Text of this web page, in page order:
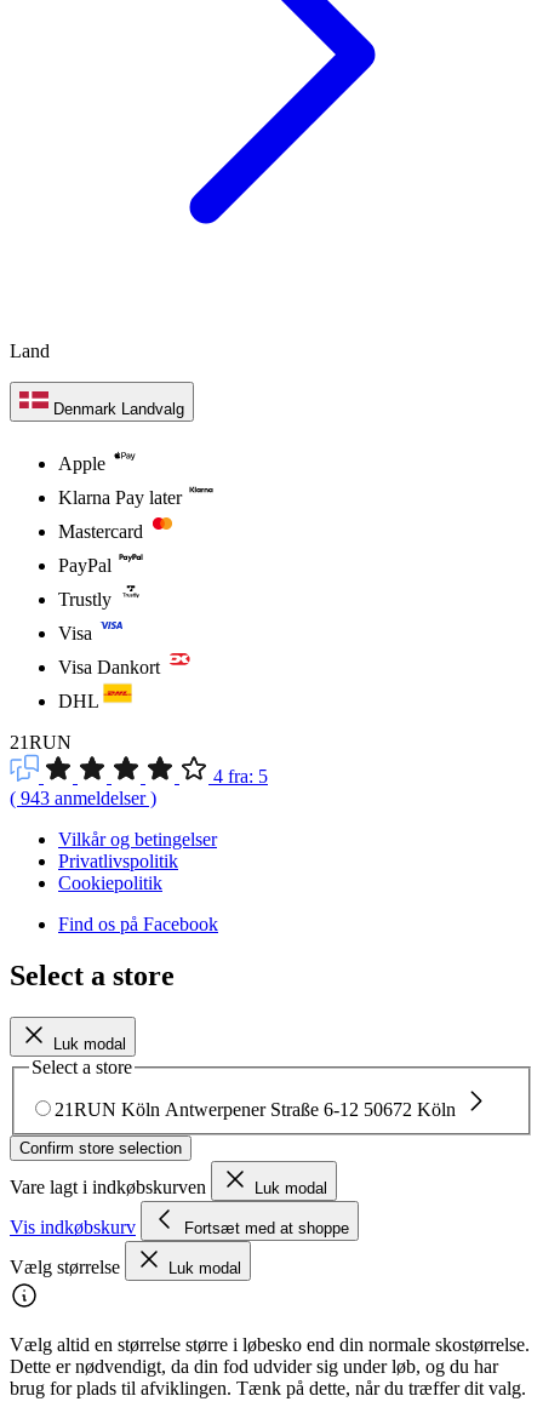
Land
Denmark Landvalg
Apple
Klarna Pay later
Mastercard
PayPal
Trustly
Visa
Visa Dankort
DHL
21RUN
4 fra: 5
( 943 anmeldelser)
Vilkår og betingelser
Privatlivspolitik
Cookiepolitik
Find os på Facebook
Select a store
Luk modal
Select a store
21RUN Köln Antwerpener Straße 6-12 50672 Köln
Confirm store selection
Vare lagt i indkøbskurven Luk modal
Vis indkøbskurv Fortsæt med at shoppe
Vælg størrelse Luk modal
Vælg altid en størrelse større i løbesko end din normale skostørrelse.
Dette er nødvendigt, da din fod udvider sig under løb, og du har
brug for plads til afviklingen. Tænk på dette, når du træffer dit valg.